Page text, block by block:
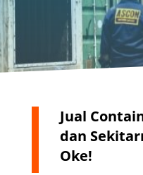
Jual
dan
Oke!